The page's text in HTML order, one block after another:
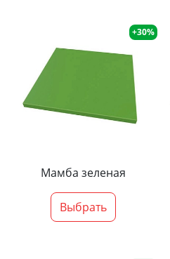
+30%
Мамба зеленая
Выбрать